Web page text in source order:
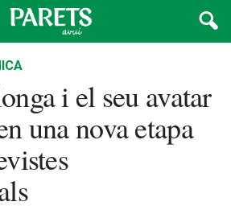
i el seu avatar
una nova etapa